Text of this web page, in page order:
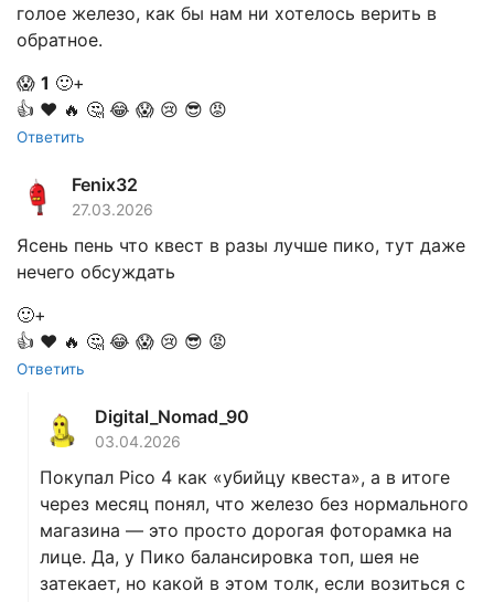
голое железо, как бы нам ни хотелось верить в
обратное.
😱 1 🙂+
👍 ❤️ 🔥 🤔 😂 😱 😢 😎 😡
Ответить
Fenix32
27.03.2026
Ясень пень что квест в разы лучше пико, тут даже
нечего обсуждать
🙂+
👍 ❤️ 🔥 🤔 😂 😱 😢 😎 😡
Ответить
Digital_Nomad_90
03.04.2026
Покупал Pico 4 как «убийцу квеста», а в итоге
через месяц понял, что железо без нормального
магазина — это просто дорогая фоторамка на
лице. Да, у Пико балансировка топ, шея не
затекает, но какой в этом толк, если возиться с